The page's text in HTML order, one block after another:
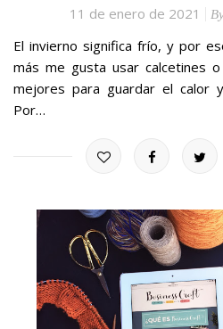
11 de enero de 2021
El invierno significa frío, y por
más me gusta usar calcetines
mejores para guardar el calor
Por…